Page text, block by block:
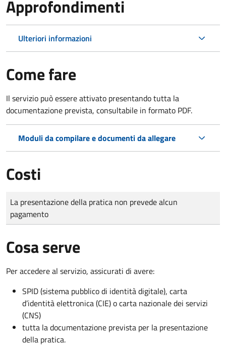
Approfondimenti
Ulteriori informazioni
Come fare
Il servizio può essere attivato presentando tutta la
documentazione prevista, consultabile in formato PDF.
Moduli da compilare e documenti da allegare
Costi
Tipo di pagamento
Importo
La presentazione della pratica non prevede alcun
pagamento
Cosa serve
Per accedere al servizio, assicurati di avere:
SPID (sistema pubblico di identità digitale), carta
d’identità elettronica (CIE) o carta nazionale dei servizi
(CNS)
tutta la documentazione prevista per la presentazione
della pratica.